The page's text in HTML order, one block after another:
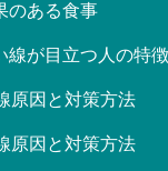
のある食事
線が目立つ人の特
原因と対策方法
原因と対策方法